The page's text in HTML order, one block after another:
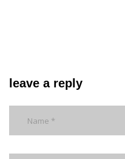
leave a reply